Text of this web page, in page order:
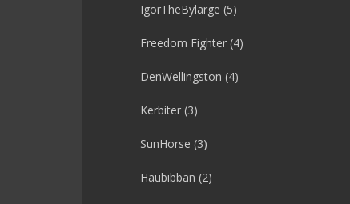
IgorTheBylarge (5)
Freedom Fighter (4)
DenWellingston (4)
Kerbiter (3)
SunHorse (3)
Haubibban (2)